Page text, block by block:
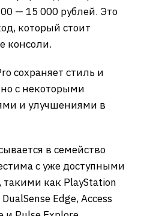
— 15 000 рублей. Это
который стоит
консоли.
сохраняет стиль и
но с некоторыми
и улучшениями в
в семейство
с уже доступными
такими как PlayStation
Edge, Access